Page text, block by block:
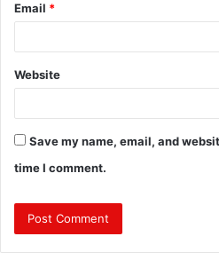
Email *
Website
Save my name, email, and
time I comment.